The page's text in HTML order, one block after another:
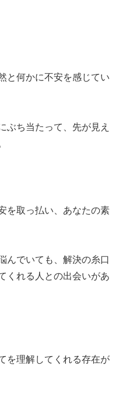
と何かに不安を感じてい
ぶち当たって、先が見え
を取っ払い、あなたの素
んでいても、解決の糸口
くれる人との出会いがあ
を理解してくれる存在が